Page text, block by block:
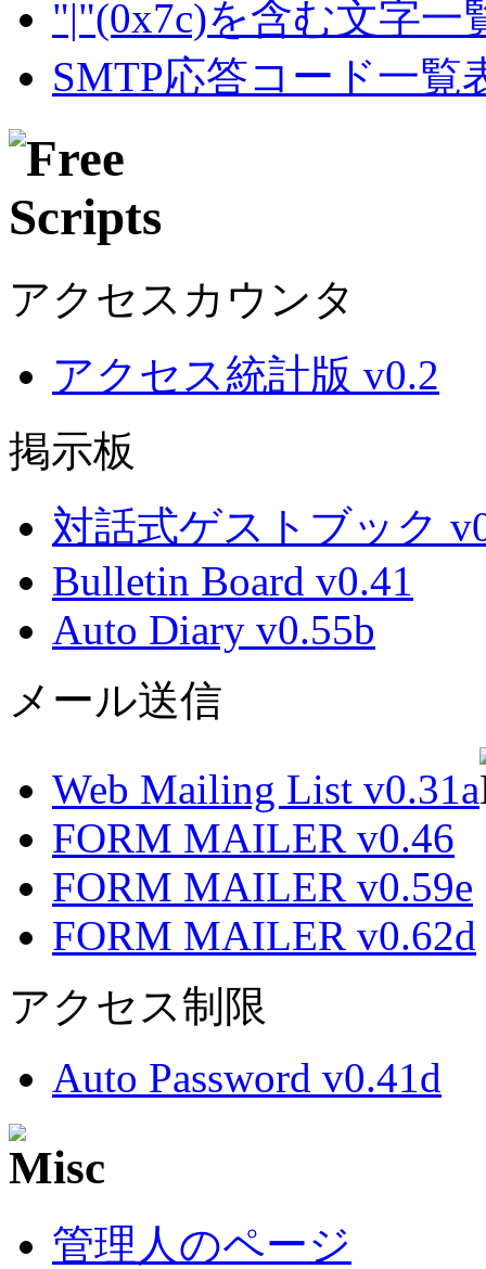
"|"(0x7c)を含む文字一
SMTP応答コード一覧
アクセスカウンタ
アクセス統計版 v0.2
掲示板
対話式ゲストブック
Bulletin Board v0.41
Auto Diary v0.55b
メール送信
Web Mailing List v0.31a
FORM MAILER v0.46
FORM MAILER v0.59e
FORM MAILER v0.62d
アクセス制限
Auto Password v0.41d
管理人のページ